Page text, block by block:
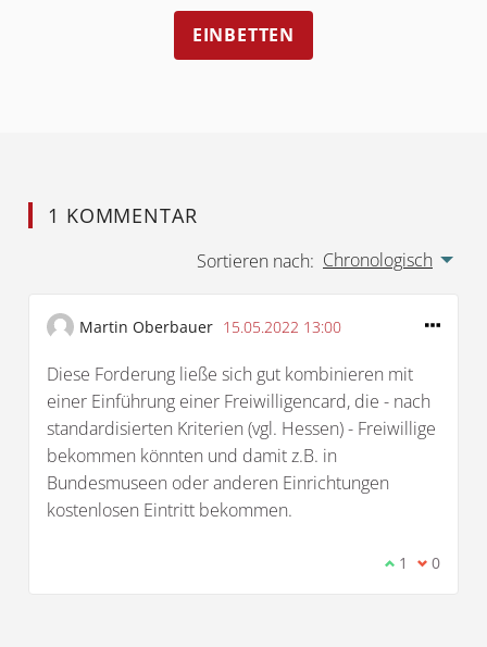
EINBETTEN
1 KOMMENTAR
Sortieren nach: Chronologisch
Martin Oberbauer 15.05.2022 13:00
Diese Forderung ließe sich gut kombinieren mit
einer Einführung einer Freiwilligencard, die - nach
standardisierten Kriterien (vgl. Hessen) - Freiwillige
bekommen könnten und damit z.B. in
Bundesmuseen oder anderen Einrichtungen
kostenlosen Eintritt bekommen.
Ich stimme
1 Ich bin
0